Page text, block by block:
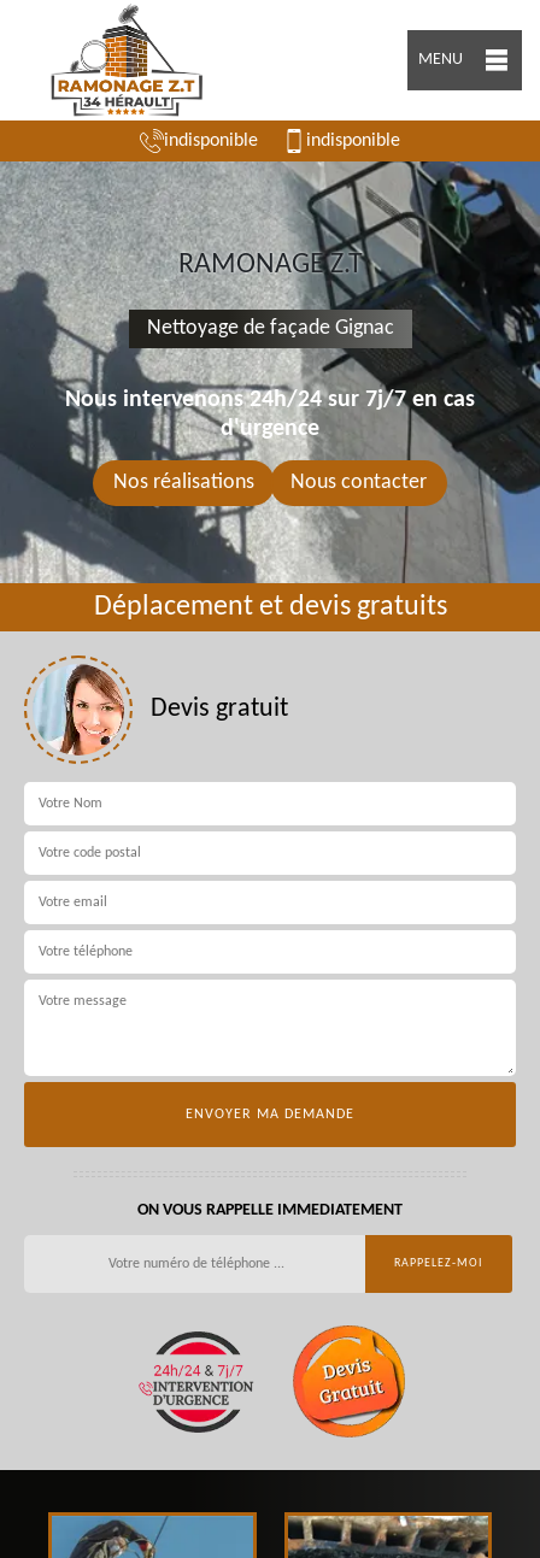
MENU
indisponible indisponible
RAMONAGE Z.T
Nettoyage de façade Gignac
Nous intervenons 24h/24 sur 7j/7 en cas
d'urgence
Nos réalisations Nous contacter
Déplacement et devis gratuits
Devis gratuit
ON VOUS RAPPELLE IMMEDIATEMENT